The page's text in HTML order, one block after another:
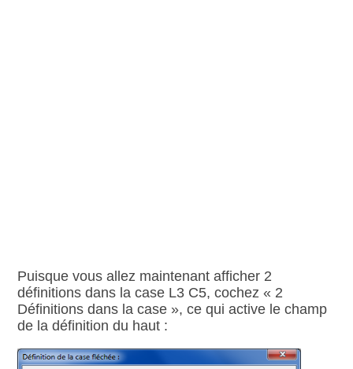
Puisque vous allez maintenant afficher 2
définitions dans la case L3 C5, cochez « 2
Définitions dans la case », ce qui active le champ
de la définition du haut :